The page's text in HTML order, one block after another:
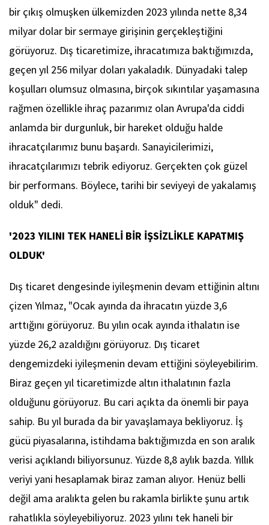
bir çıkış olmuşken ülkemizden 2023 yılında nette 8,34
milyar dolar bir sermaye girişinin gerçekleştiğini
görüyoruz. Dış ticaretimize, ihracatımıza baktığımızda,
geçen yıl 256 milyar doları yakaladık. Dünyadaki talep
koşulları olumsuz olmasına, birçok sıkıntılar yaşamasına
rağmen özellikle ihraç pazarımız olan Avrupa'da ciddi
anlamda bir durgunluk, bir hareket olduğu halde
ihracatçılarımız bunu başardı. Sanayicilerimizi,
ihracatçılarımızı tebrik ediyoruz. Gerçekten çok güzel
bir performans. Böylece, tarihi bir seviyeyi de yakalamış
olduk" dedi.
'2023 YILINI TEK HANELİ BİR İŞSİZLİKLE KAPATMIŞ
OLDUK'
Dış ticaret dengesinde iyileşmenin devam ettiğinin altını
çizen Yılmaz, "Ocak ayında da ihracatın yüzde 3,6
arttığını görüyoruz. Bu yılın ocak ayında ithalatın ise
yüzde 26,2 azaldığını görüyoruz. Dış ticaret
dengemizdeki iyileşmenin devam ettiğini söyleyebilirim.
Biraz geçen yıl ticaretimizde altın ithalatının fazla
olduğunu görüyoruz. Bu cari açıkta da önemli bir paya
sahip. Bu yıl burada da bir yavaşlamaya bekliyoruz. İş
gücü piyasalarına, istihdama baktığımızda en son aralık
verisi açıklandı biliyorsunuz. Yüzde 8,8 aylık bazda. Yıllık
veriyi yani hesaplamak biraz zaman alıyor. Henüz belli
değil ama aralıkta gelen bu rakamla birlikte şunu artık
rahatlıkla söyleyebiliyoruz. 2023 yılını tek haneli bir